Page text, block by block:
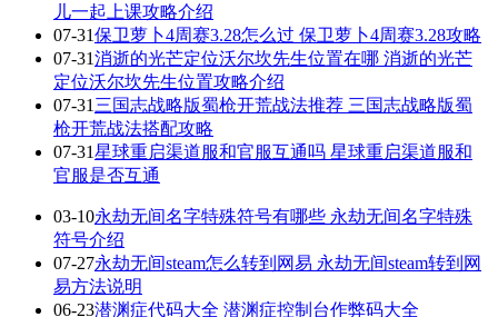
儿一起上课攻略介绍
07-31保卫萝卜4周赛3.28怎么过 保卫萝卜4周赛3.28攻略
07-31消逝的光芒定位沃尔坎先生位置在哪 消逝的光芒
定位沃尔坎先生位置攻略介绍
07-31 三国志战略版蜀枪开荒战法推荐 三国志战略版蜀
枪开荒战法搭配攻略
07-31星球重启渠道服和官服互通吗 星球重启渠道服和
官服是否互通
03-10永劫无间名字特殊符号有哪些 永劫无间名字特殊
符号介绍
07-27永劫无间steam怎么转到网易 永劫无间steam转到网
易方法说明
06-23潜渊症代码大全 潜渊症控制台作弊码大全